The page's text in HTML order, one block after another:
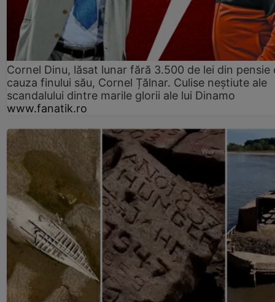
Cornel Dinu, lăsat lunar fără 3.500 de lei din pensie
cauza finului său, Cornel Țălnar. Culise neștiute ale
scandalului dintre marile glorii ale lui Dinamo
www.fanatik.ro